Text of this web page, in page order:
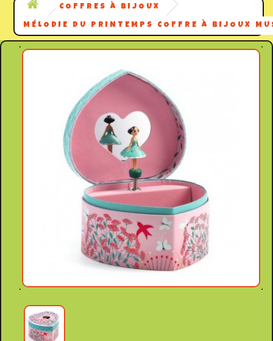
COFFRES À BIJOUX
MÉLODIE DU PRINTEMPS COFFRE À BIJOUX